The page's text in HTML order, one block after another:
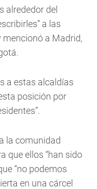
alrededor del
a las
a Madrid,
a estas alcaldías
posición por
la comunidad
que ellos “han sido
“no podemos
en una cárcel